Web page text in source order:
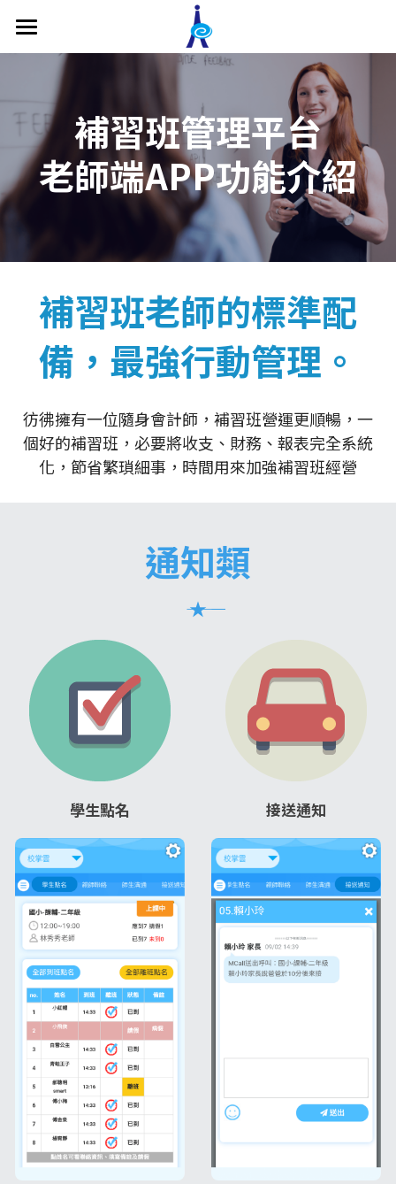
關於我們
補習班管理系統
功能介紹
補習班教務管理
補習班收費帳務管理
補習班形象網站
補習班專屬APP
主管端APP
學生家長端APP
補習班常用硬體設備
價格方案
影片專區
最新消息
聯繫我們
補習班管理平台
老師端APP功能介紹
補習班老師的標準配
備，最強行動管理。
彷彿擁有一位隨身會計師，補習班營運更順暢，一
個好的補習班，必要將收支、財務、報表完全系統
化，節省繁瑣細事，時間用來加強補習班經營
通知類
――― ★ ―――
學生點名 接送通知